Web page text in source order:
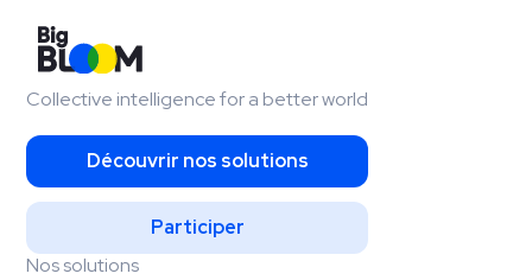
Collective intelligence for a better world
Découvrir nos solutions
Participer
Nos solutions